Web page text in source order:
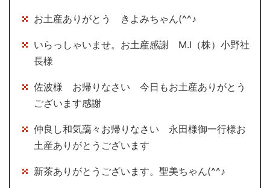
お土産ありがとう きよみちゃん(^^♪
いらっしゃいませ。お土産感謝 M.I（株）小野社
長様
佐波様 お帰りなさい 今日もお土産ありがとう
ございます感謝
仲良し和気藹々お帰りなさい 永田様御一行様お
土産ありがとうございます
新茶ありがとうございます。聖美ちゃん(^^♪